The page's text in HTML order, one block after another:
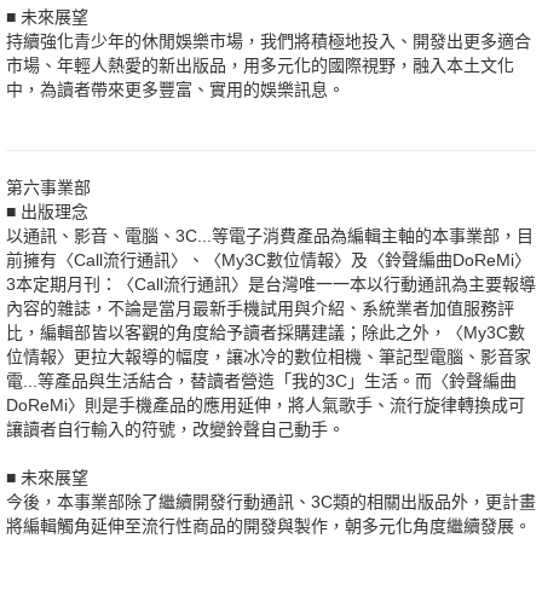
■ 未來展望
持續強化青少年的休閒娛樂市場，我們將積極地投入、開發出更多適合
市場、年輕人熱愛的新出版品，用多元化的國際視野，融入本土文化
中，為讀者帶來更多豐富、實用的娛樂訊息。
第六事業部
■ 出版理念
以通訊、影音、電腦、3C...等電子消費產品為編輯主軸的本事業部，目
前擁有〈Call流行通訊〉、〈My3C數位情報〉及〈鈴聲編曲DoReMi〉
3本定期月刊：〈Call流行通訊〉是台灣唯一一本以行動通訊為主要報導
內容的雜誌，不論是當月最新手機試用與介紹、系統業者加值服務評
比，編輯部皆以客觀的角度給予讀者採購建議；除此之外，〈My3C數
位情報〉更拉大報導的幅度，讓冰冷的數位相機、筆記型電腦、影音家
電...等產品與生活結合，替讀者營造「我的3C」生活。而〈鈴聲編曲
DoReMi〉則是手機產品的應用延伸，將人氣歌手、流行旋律轉換成可
讓讀者自行輸入的符號，改變鈴聲自己動手。
■ 未來展望
今後，本事業部除了繼續開發行動通訊、3C類的相關出版品外，更計畫
將編輯觸角延伸至流行性商品的開發與製作，朝多元化角度繼續發展。